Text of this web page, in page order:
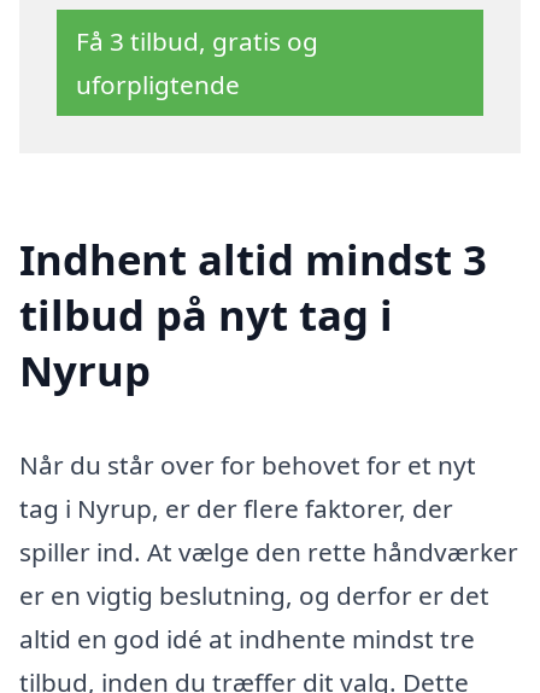
Få 3 tilbud, gratis og
uforpligtende
Indhent altid mindst 3
tilbud på nyt tag i
Nyrup
Når du står over for behovet for et nyt
tag i Nyrup, er der flere faktorer, der
spiller ind. At vælge den rette håndværker
er en vigtig beslutning, og derfor er det
altid en god idé at indhente mindst tre
tilbud, inden du træffer dit valg. Dette